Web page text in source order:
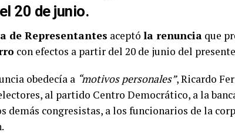
20 de junio.
de Representantes aceptó la renuncia que
con efectos a partir del 20 de junio del
obedecía a “motivos personales”, Ricardo
al partido Centro Democrático, a la
demás congresistas, a los funcionarios de la